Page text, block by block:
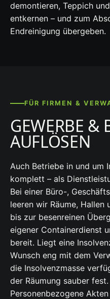
demontieren, Teppich
entkernen – und zum
Endreinigung übergeben.
FÜR FIRMEN &
GEWERBE &
AUFLÖSEN
Auch Betriebe in und um
komplett – als
Bei einer Büro-,
leeren wir Räume, Hallen
bis zur besenreinen
eigener Containerdienst
bereit. Liegt eine
Wunsch eng mit dem
die Insolvenzmasse
der Räumung sauber fest.
Personenbezogene